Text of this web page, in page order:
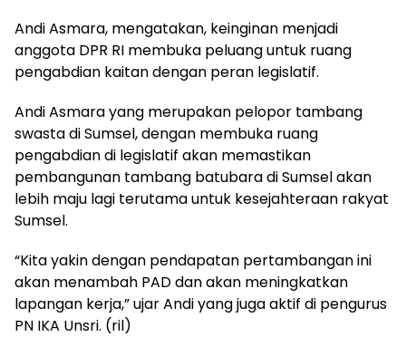
Andi Asmara, mengatakan, keinginan menjadi
anggota DPR RI membuka peluang untuk ruang
pengabdian kaitan dengan peran legislatif.
Andi Asmara yang merupakan pelopor tambang
swasta di Sumsel, dengan membuka ruang
pengabdian di legislatif akan memastikan
pembangunan tambang batubara di Sumsel akan
lebih maju lagi terutama untuk kesejahteraan rakyat
Sumsel.
“Kita yakin dengan pendapatan pertambangan ini
akan menambah PAD dan akan meningkatkan
lapangan kerja,” ujar Andi yang juga aktif di pengurus
PN IKA Unsri. (ril)